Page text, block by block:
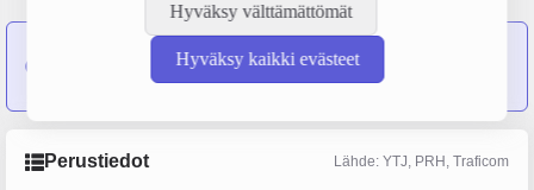
Hyväksy välttämättömät
Hyväksy kaikki evästeet
Mustajärven vesiosuuskuntaon sulautunut yritykseen
Osuuskunta Vesijako
Perustiedot Lähde: YTJ, PRH, Traficom